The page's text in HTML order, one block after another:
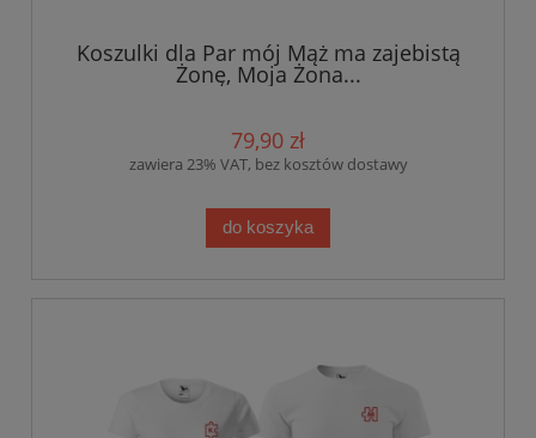
Koszulki dla Par mój Mąż ma zajebistą
Żonę, Moja Żona...
79,90 zł
zawiera 23% VAT, bez kosztów dostawy
do koszyka